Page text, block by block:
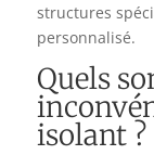
structures
personnalisé.
Quels
isolant ?